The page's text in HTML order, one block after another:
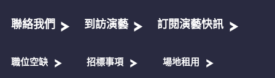
聯絡我們 到訪演藝 訂閱演藝快訊
職位空缺 招標事項 場地租用